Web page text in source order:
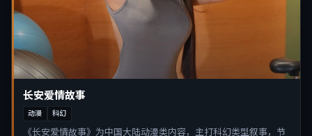
长安爱情故事
动漫 科幻
《长安爱情故事》为中国大陆动漫类内容，主打科幻类型叙事，节